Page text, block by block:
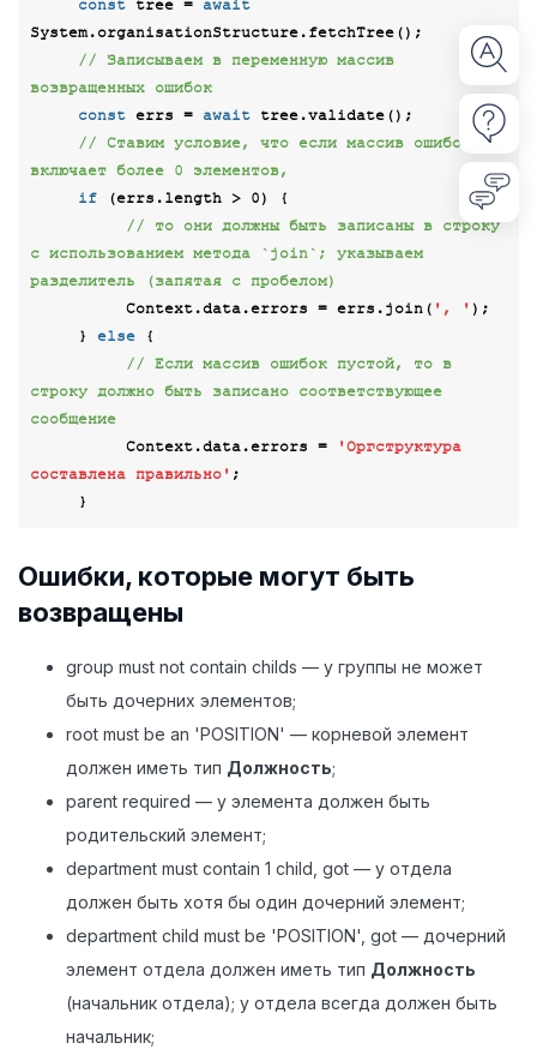
const tree = await
System.organisationStructure.fetchTree();
// Записываем в переменную массив
возвращенных ошибок
const errs = await tree.validate();
// Ставим условие, что если массив ошибок
включает более 0 элементов,
if (errs.length > 0) {
// то они должны быть записаны в строку
с использованием метода `join`; указываем
разделитель (запятая с пробелом)
          Context.data.errors = errs.join(
', ' );
     }
else {
// Если массив ошибок пустой, то в
строку должно быть записано соответствующее
сообщение
          Context.data.errors =
'Оргструктура
составлена правильно' ;
Ошибки, которые могут быть
возвращены
group must not contain childs — у группы не может
быть дочерних элементов;
root must be an 'POSITION' — корневой элемент
должен иметь тип Должность;
parent required — у элемента должен быть
родительский элемент;
department must contain 1 child, got — у отдела
должен быть хотя бы один дочерний элемент;
department child must be 'POSITION', got — дочерний
элемент отдела должен иметь тип Должность
(начальник отдела); у отдела всегда должен быть
начальник;